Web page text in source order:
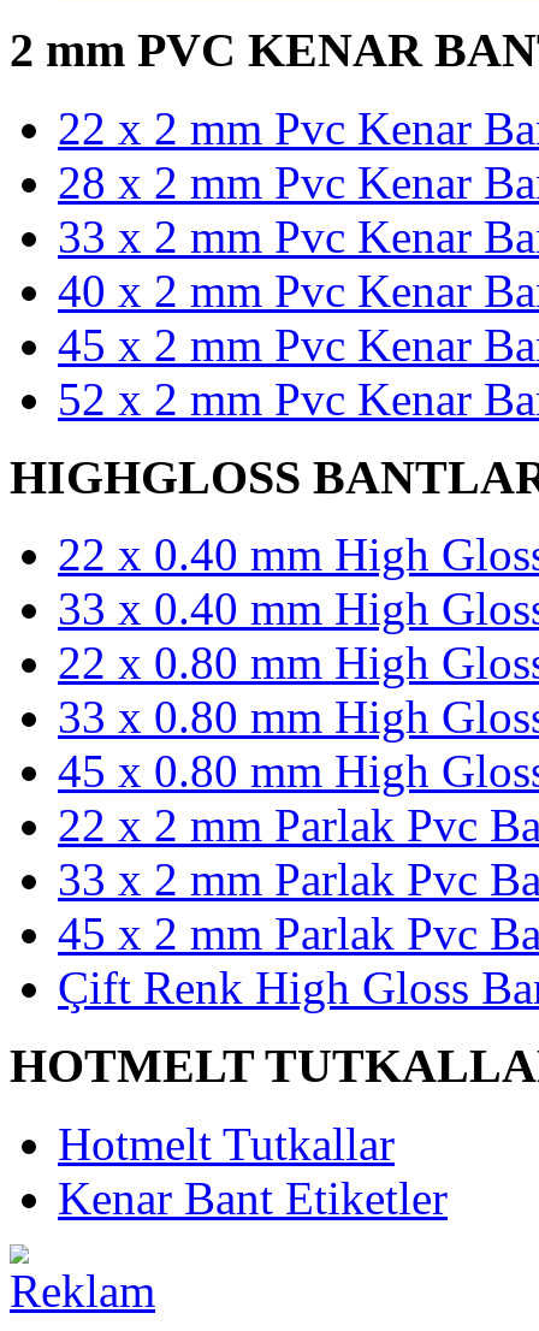
2 mm PVC KENAR
22 x 2 mm Pvc Kenar
28 x 2 mm Pvc Kenar
33 x 2 mm Pvc Kenar
40 x 2 mm Pvc Kenar
45 x 2 mm Pvc Kenar
52 x 2 mm Pvc Kenar
HIGHGLOSS
22 x 0.40 mm High
33 x 0.40 mm High
22 x 0.80 mm High
33 x 0.80 mm High
45 x 0.80 mm High
22 x 2 mm Parlak Pvc
33 x 2 mm Parlak Pvc
45 x 2 mm Parlak Pvc
Çift Renk High Gloss
HOTMELT
Hotmelt Tutkallar
Kenar Bant Etiketler